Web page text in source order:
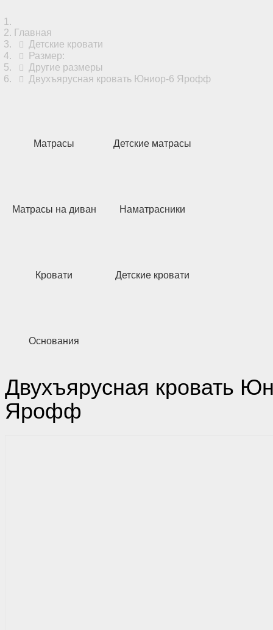
Главная
Детские кровати
Размер:
Другие размеры
Двухъярусная кровать Юниор-6 Ярофф
Матрасы Детские матрасы
Матрасы на диван Наматрасники
Кровати Детские кровати
Основания
Двухъярусная кровать
Ярофф